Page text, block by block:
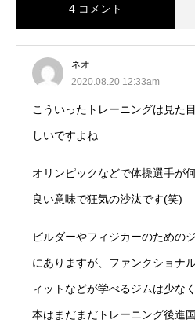
4 コメント
ネオ
2020.08.20 12:33am
こういったトレーニングは見た
しいですよね
オリンピックなどで体操選手が
良い意味で狂気の沙汰です(笑)
ビルダーやフィジカーのための
にありますが、ファンクショナ
ィットなどが学べるジムは少な
本はまだまだトレーニング後進